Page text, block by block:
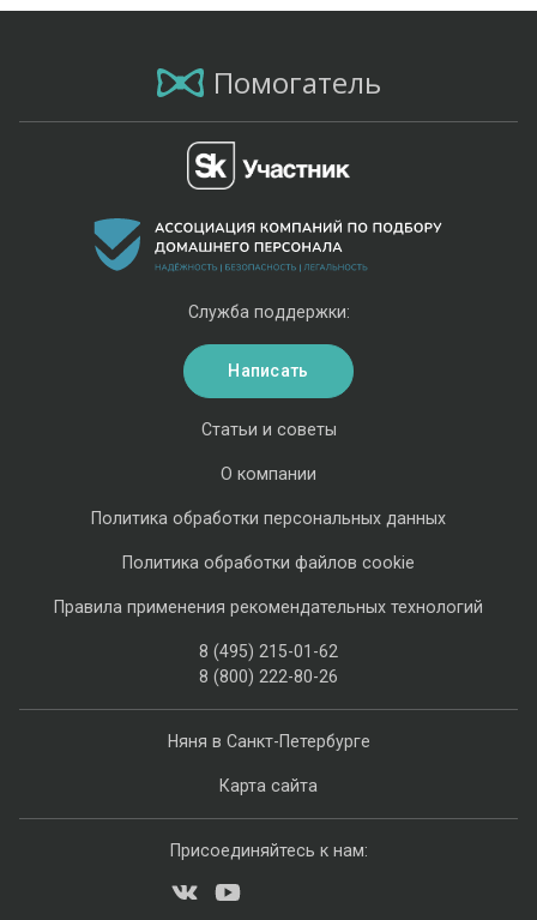
Помогатель
Няня в Санкт-Петербурге
Карта сайта
Статьи и советы
О компании
Политика обработки персональных данных
Политика обработки файлов cookie
Правила применения рекомендательных технологий
8 (495) 215-01-62
8 (800) 222-80-26
Служба поддержки:
Написать
Присоединяйтесь к нам: